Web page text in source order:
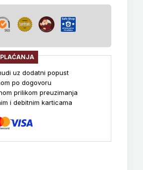
uz dodatni popust
po dogovoru
prilikom preuzimanja
i debitnim karticama